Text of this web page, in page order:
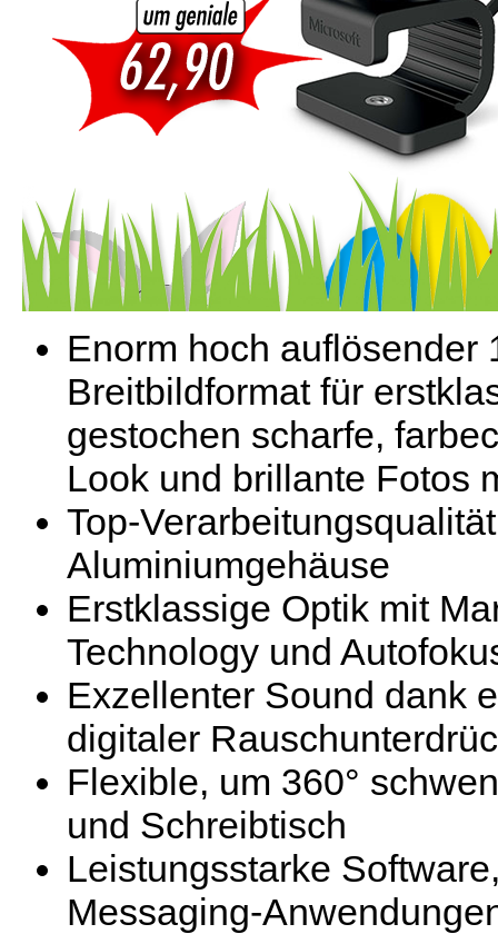
Enorm hoch auflösender
Breitbildformat für
gestochen scharfe,
Look und brillante Fotos
Top-
Aluminiumgehäuse
Erstklassige Optik mit
Technology und
Exzellenter Sound dank
digitaler
Flexible, um 360°
und Schreibtisch
Leistungsstarke
Messaging-